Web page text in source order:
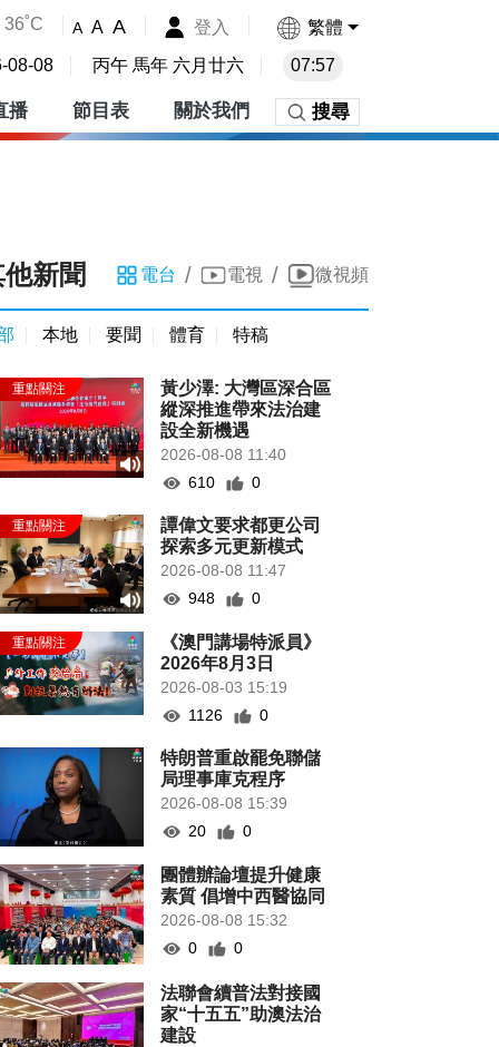
36˚C A A A 登入 繁體
08-08 丙午 馬年 六月廿六 07:57
播 節目表 關於我們 搜尋
新聞 電台 / 電視 / 微視頻
本地 要聞 體育 特稿
黃少澤: 大灣區深合區
縱深推進帶來法治建
設全新機遇
2026-08-08 11:40
610
0
譚偉文要求都更公司
探索多元更新模式
2026-08-08 11:47
948
0
《澳門講場特派員》
2026年8月3日
2026-08-03 15:19
1126
0
特朗普重啟罷免聯儲
局理事庫克程序
2026-08-08 15:39
20
0
團體辦論壇提升健康
素質 倡增中西醫協同
2026-08-08 15:32
0
0
法聯會續普法對接國
家“十五五”助澳法治
建設